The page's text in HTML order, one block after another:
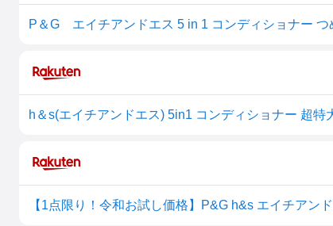
P＆G エイチアンドエス 5 in 1 コンディショナー
h＆s(エイチアンドエス) 5in1 コンディショナー 超特